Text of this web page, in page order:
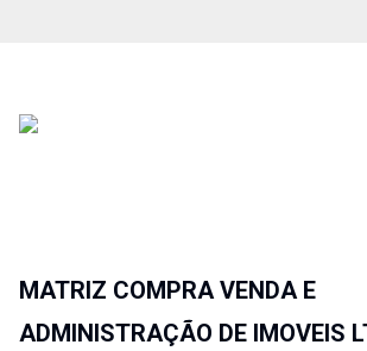
MATRIZ COMPRA VENDA E
ADMINISTRAÇÃO DE IMOVEIS